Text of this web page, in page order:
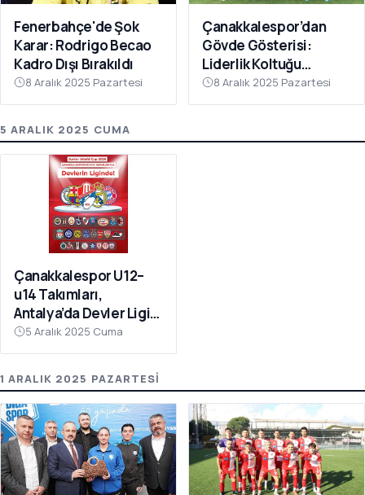
Fenerbahçe'de Şok
Karar: Rodrigo Becao
Kadro Dışı Bırakıldı
8 Aralık 2025 Pazartesi
Çanakkalespor’dan
Gövde Gösterisi:
Liderlik Koltuğu
Bırakılmıyor!
8 Aralık 2025 Pazartesi
5 ARALIK 2025 CUMA
Çanakkalespor U12–
u14 Takımları,
Antalya’da Devler Ligi
Sahnesinde!
5 Aralık 2025 Cuma
1 ARALIK 2025 PAZARTESI